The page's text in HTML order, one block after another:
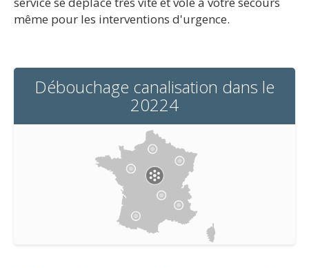
même pour les interventions d'urgence.
Débouchage canalisation dans le
20224